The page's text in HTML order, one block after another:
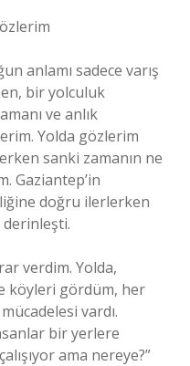
anlamı sadece varış
bir yolculuk
ve anlık
Yolda gözlerim
sanki zamanın ne
Gaziantep’in
doğru ilerlerken
verdim. Yolda,
köyleri gördüm, her
vardı.
bir yerlere
ama nereye?”